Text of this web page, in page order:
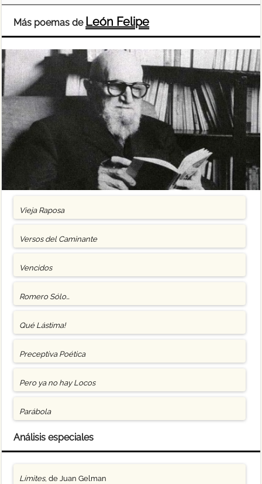
Más poemas de León Felipe
Vieja Raposa
Versos del Caminante
Vencidos
Romero Sólo…
Qué Lástima!
Preceptiva Poética
Pero ya no hay Locos
Parábola
Análisis especiales
Límites, de Juan Gelman